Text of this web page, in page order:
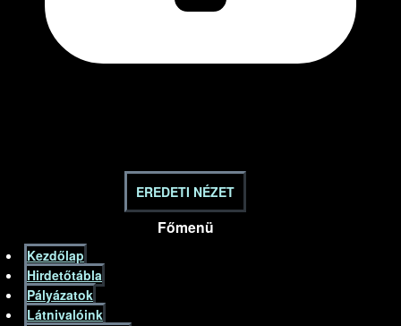
EREDETI NÉZET
Főmenü
Kezdőlap
Hirdetőtábla
Pályázatok
Látnivalóink